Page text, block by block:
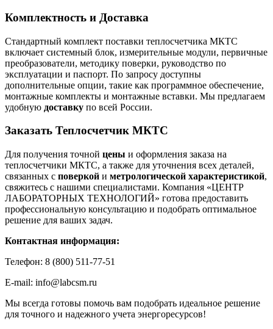
Комплектность и Доставка
Стандартный комплект поставки теплосчетчика МКТС
включает системный блок, измерительные модули, первичные
преобразователи, методику поверки, руководство по
эксплуатации и паспорт. По запросу доступны
дополнительные опции, такие как программное обеспечение,
монтажные комплекты и монтажные вставки. Мы предлагаем
удобную доставку по всей России.
Заказать Теплосчетчик МКТС
Для получения точной цены и оформления заказа на
теплосчетчики МКТС, а также для уточнения всех деталей,
связанных с поверкой и метрологической характеристикой,
свяжитесь с нашими специалистами. Компания «ЦЕНТР
ЛАБОРАТОРНЫХ ТЕХНОЛОГИЙ» готова предоставить
профессиональную консультацию и подобрать оптимальное
решение для ваших задач.
Контактная информация:
Телефон: 8 (800) 511-77-51
E-mail: info@labcsm.ru
Мы всегда готовы помочь вам подобрать идеальное решение
для точного и надежного учета энергоресурсов!